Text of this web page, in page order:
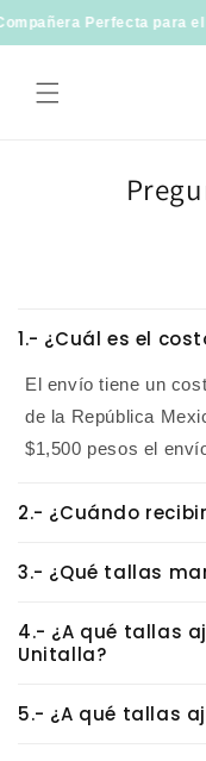
directamente
al contenido
Perfecta para
o
n
t
e
n
d
d
s
p
e
1.- ¿Cuál es el
El envío tiene un
de la República
$1,500 pesos el
2.- ¿Cuándo
3.- ¿Qué tallas
4.- ¿A qué tallas
Unitalla?
5.- ¿A qué tallas